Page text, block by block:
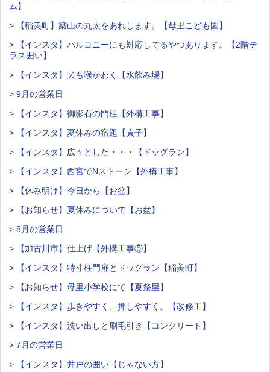
ム】
> 【稲美町】築山の丸太をあれします。【母里こども園】
> 【インスタ】バルコニーにも対応してるやつあります。【2階テ
ラス囲い】
> 【インスタ】犬も喉かわく【水飲み場】
> 9月の営業日
> 【インスタ】御影石の門柱【外構工事】
> 【インスタ】夏休みの宿題【貞子】
> 【インスタ】広々とした・・・【ドッグラン】
> 【インスタ】西宮でNストーン【外構工事】
> 【休み明け】今日から【お盆】
> 【お知らせ】夏休みについて【お盆】
> 8月の営業日
> 【加古川市】仕上げ【外構工事⑤】
> 【インスタ】特寸柱門扉とドッグラン【稲美町】
> 【お知らせ】母里小学校にて【夏祭里】
> 【インスタ】歩きやすく、押しやすく。【改修工】
> 【インスタ】洗い出しと刷毛引き【コンクリート】
> 7月の営業日
> 【インスタ】井戸の囲い【じゃない方】